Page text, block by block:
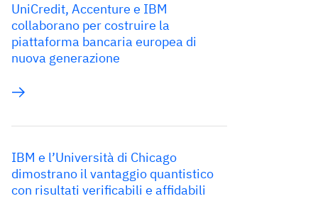
UniCredit, Accenture e IBM
collaborano per costruire la
piattaforma bancaria europea di
nuova generazione
IBM e l’Università di Chicago
dimostrano il vantaggio quantistico
con risultati verificabili e affidabili